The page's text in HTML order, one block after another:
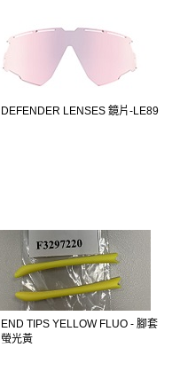
DEFENDER LENSES 鏡片-LE89
END TIPS YELLOW FLUO - 腳套
螢光黃